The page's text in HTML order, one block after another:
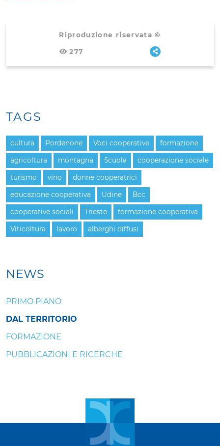
Riproduzione riservata ©
277
NEWS
PRIMO PIANO
DAL TERRITORIO
FORMAZIONE
PUBBLICAZIONI E RICERCHE
TAGS
cultura Pordenone Voci cooperative formazione
agricoltura montagna Scuola cooperazione sociale
turismo vino donne cooperatrici
educazione cooperativa Udine Bcc
cooperative sociali Trieste formazione cooperativa
Viticoltura lavoro alberghi diffusi